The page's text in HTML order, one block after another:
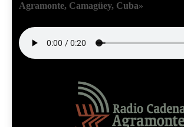
Agramonte, Camagüey, Cuba»